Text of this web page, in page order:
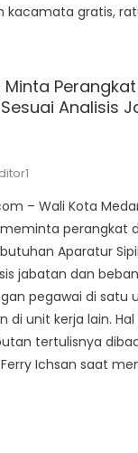
kacamata gratis,
Analisis
– Wali Kota
perangkat
Aparatur
jabatan dan
pegawai di satu
di unit kerja lain.
tertulisnya
Ichsan saat